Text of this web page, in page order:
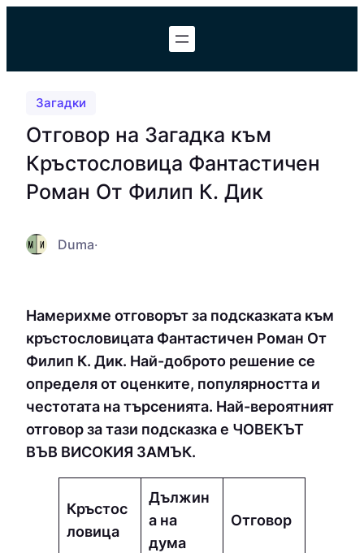
Загадки
Отговор на Загадка към
Кръстословица Фантастичен
Роман От Филип К. Дик
Duma·
Намерихме отговорът за подсказката към
кръстословицата Фантастичен Роман От
Филип К. Дик. Най-доброто решение се
определя от оценките, популярността и
честотата на търсенията. Най-вероятният
отговор за тази подсказка е ЧOВEКЪТ
ВЪВ ВИCOКИЯ ЗAМЪК.
Кръстос
ловица
Дължин
а на
дума
Отговор